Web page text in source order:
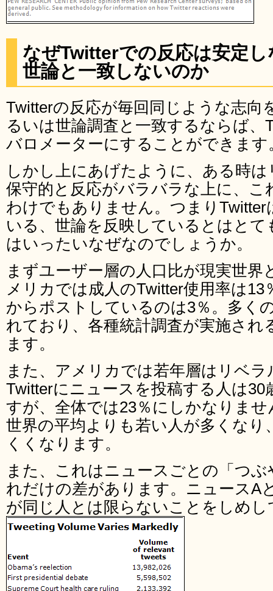
なぜTwitterでの反応は安定
世論と一致しないのか
Twitterの反応が毎回同じような志向
るいは世論調査と一致するならば、
バロメーターにすることができます
しかし上にあげたように、ある時
保守的と反応がバラバラな上に、こ
わけでもありません。つまりTwitter
いる、世論を反映しているとはと
はいったいなぜなのでしょうか。
まずユーザー層の人口比が現実世
メリカでは成人のTwitter使用率は
からポストしているのは3％。多く
れており、各種統計調査が実施され
ます。
また、アメリカでは若年層はリベ
Twitterにニュースを投稿する人は30
すが、全体では23％にしかなりま
世界の平均よりも若い人が多くなり
くくなります。
また、これはニュースごとの「つ
れだけの差があります。ニュースA
が同じ人とは限らないことをしめし